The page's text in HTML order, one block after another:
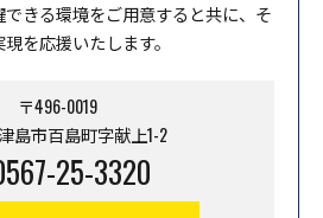
きる環境をご用意すると共に、そ
を応援いたします。
〒496-0019
島市百島町字献上1-2
25-3320